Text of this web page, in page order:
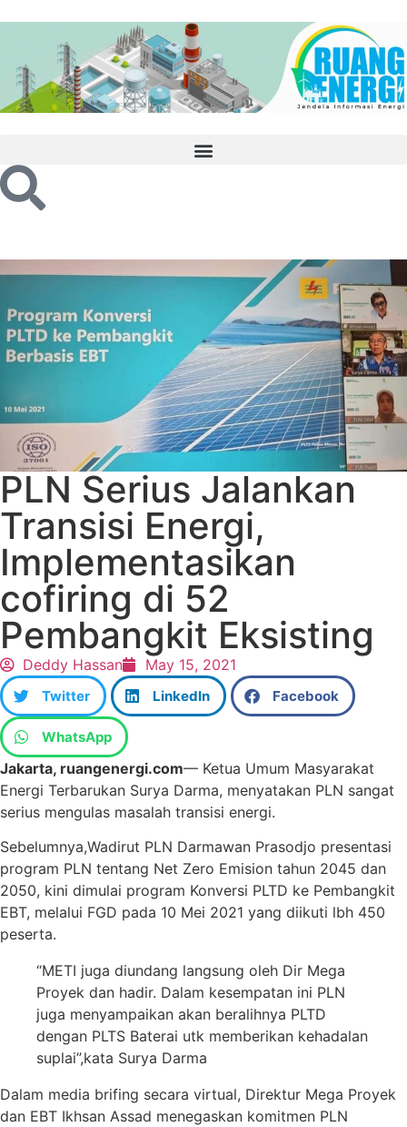
PLN Serius Jalankan
Transisi Energi,
Implementasikan
cofiring di 52
Pembangkit Eksisting
Deddy Hassan May 15, 2021
Twitter LinkedIn Facebook
WhatsApp
Jakarta, ruangenergi.com— Ketua Umum Masyarakat
Energi Terbarukan Surya Darma, menyatakan PLN sangat
serius mengulas masalah transisi energi.
Sebelumnya,Wadirut PLN Darmawan Prasodjo presentasi
program PLN tentang Net Zero Emision tahun 2045 dan
2050, kini dimulai program Konversi PLTD ke Pembangkit
EBT, melalui FGD pada 10 Mei 2021 yang diikuti lbh 450
peserta.
“METI juga diundang langsung oleh Dir Mega
Proyek dan hadir. Dalam kesempatan ini PLN
juga menyampaikan akan beralihnya PLTD
dengan PLTS Baterai utk memberikan kehadalan
suplai”,kata Surya Darma
Dalam media brifing secara virtual, Direktur Mega Proyek
dan EBT Ikhsan Assad menegaskan komitmen PLN